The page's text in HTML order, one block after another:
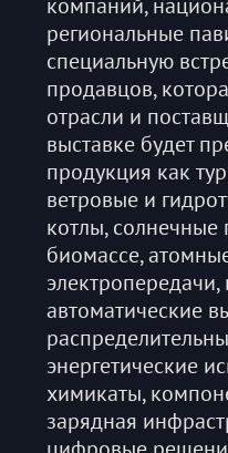
региональные
специальную
продавцов,
отрасли и
выставке будет
продукция как
ветровые и
котлы, солнечные
биомассе,
автоматические
энергетические
химикаты,
зарядная